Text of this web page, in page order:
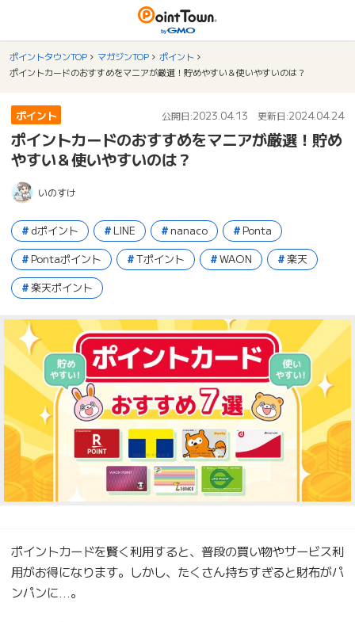
ポイントタウンTOP マガジンTOP
ポイント
ポイントカードのおすすめをマニアが厳選！貯めやすい＆使いやすいのは？
ポイント 公開日:2023.04.13 更新日:2024.04.24
ポイントカードのおすすめをマニアが厳選！貯め
やすい＆使いやすいのは？
いのすけ
dポイント LINE nanaco
Ponta
Pontaポイント
Tポイント WAON
楽天
楽天ポイント
ポイントカードを賢く利用すると、普段の買い物やサービス利
用がお得になります。しかし、たくさん持ちすぎると財布がパ
ンパンに…。